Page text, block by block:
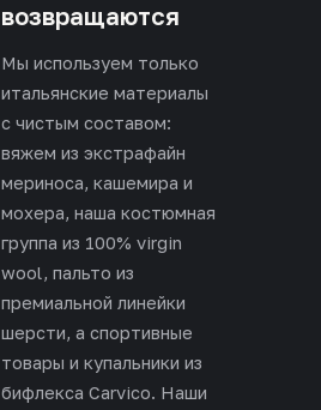
возвращаются
Мы используем только
итальянские материалы
с чистым составом:
вяжем из экстрафайн
мериноса, кашемира и
мохера, наша костюмная
группа из 100% virgin
wool, пальто из
премиальной линейки
шерсти, а спортивные
товары и купальники из
бифлекса Carvico. Наши